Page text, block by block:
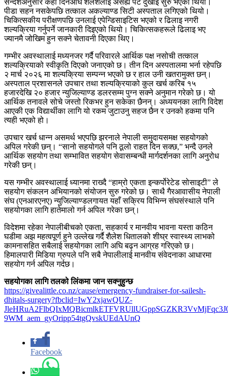
सन्देशअनुसार केही दिनअघि शैलेशलाई असह्य पेट दुखाइ सुरु भएको थियो।
पीडा सहन नसकेपछि तत्काल अकल्याण्ड सिटी अस्पताल लगिएको थियो।
चिकित्सकीय परीक्षणपछि उनलाई एपेन्डिसाइटिस भएको र ढिलाइ नगरी
शल्यक्रिया गर्नुपर्ने जानकारी दिइएको थियो। चिकित्सकहरूले ढिलाइ भए
ज्यानमै जोखिम हुन सक्ने चेतावनी दिएका थिए।
गम्भीर अवस्थालाई मध्यनजर गर्दै परिवारले आर्थिक पक्ष नसोची तत्काल
शल्यक्रियाको स्वीकृति दिएको जनाएको छ। तीन दिन अस्पतालमा भर्ना रहेपछि
२ मार्च २०२६ मा शल्यक्रिया सम्पन्न भएको छ र हाल उनी खतरामुक्त छन्।
अस्पताल प्रशासनले उपचार तथा शल्यक्रियाको कुल खर्च करिब १५
हजारदेखि २० हजार न्युजिल्याण्ड डलरसम्म पुग्न सक्ने अनुमान गरेको छ। यो
आर्थिक तनावले सोचे जस्तो रिकभर हुन सकेका छैनन्। अध्ययनका लागि विदेश
आएकी एक विद्यार्थीका लागि यो रकम जुटाउनु सहज छैन र उनको हकमा पनि
त्यही भएको हो।
उपचार खर्च धान्न असमर्थ भएपछि झरनाले नेपाली समुदायसमक्ष सहयोगको
अपिल गरेकी छन्। “सानो सहयोगले पनि ठूलो राहत दिन सक्छ,” भन्दै उनले
आर्थिक सहयोग तथा सम्भावित सहयोग सेवासम्बन्धी मार्गदर्शनका लागि अनुरोध
गरेकी छन्।
यस गम्भीर अवस्थालाई ध्यानमा राख्दै “हाम्रो एकता इन्कर्पोरेटेड सोसाइटी” ले
सहयोग संकलन अभियानको संयोजन सुरु गरेको छ। साथै गैरआवासीय नेपाली
संघ (एनआरएनए) न्युजिल्याण्डलगायत यहाँ सक्रिय विभिन्न संघसंस्थाले पनि
सहयोगका लागि हातेमालो गर्न अपिल गरेका छन्।
विदेशमा रहेका नेपालीबीचको एकता, सहकार्य र मानवीय भावना यस्ता कठिन
घडीमा अझ महत्वपूर्ण हुने उल्लेख गर्दै शैलेश धितालको शीघ्र स्वास्थ्य लाभको
कामनासहित सबैलाई सहयोगका लागि अघि बढ्न आग्रह गरिएको छ।
हिमालपारी मिडिया ग्रुपले पनि सबै नेपालीलाई मानवीय संवेदनाका आधारमा
सहयोग गर्न अपिल गर्दछ।
सहयोगका लागि तलको लिंकमा जान सक्नुहुन्छ
https://givealittle.co.nz/cause/emergency-fundraiser-for-sailesh-
dhitals-surgery?fbclid=IwY2xjawQUZ-
9WM_aem_gyOripp54tgQvskUEdAUnQ
Facebook